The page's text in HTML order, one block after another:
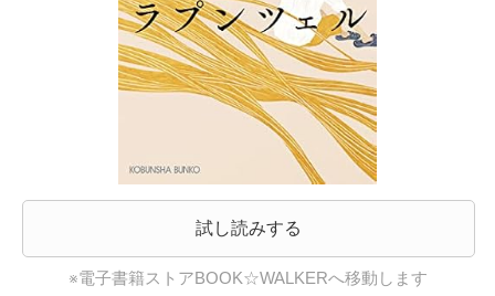
試し読みする
※電子書籍ストアBOOK☆WALKERへ移動します